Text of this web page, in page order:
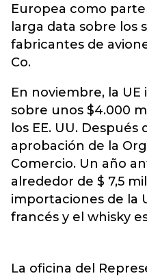
Europea como
larga data sobre los
fabricantes de
Co.
En noviembre, la
sobre unos $4.000
los EE. UU.
aprobación de la
Comercio. Un año
alrededor de $ 7,5
importaciones de la
francés y el whisky
La oficina del